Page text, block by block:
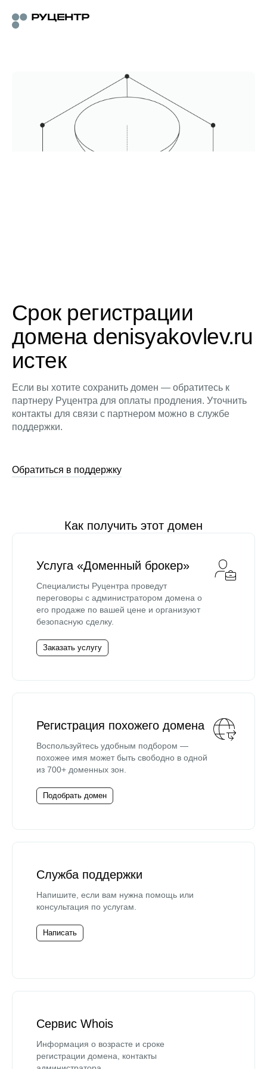
Срок регистрации
домена denisyakovlev.ru
истек
Если вы хотите сохранить домен — обратитесь к
партнеру Руцентра для оплаты продления. Уточнить
контакты для связи с партнером можно в службе
поддержки.
Обратиться в поддержку
Как получить этот домен
Услуга «Доменный брокер»
Специалисты Руцентра проведут
переговоры с администратором домена о
его продаже по вашей цене и организуют
безопасную сделку.
Заказать услугу
Регистрация похожего домена
Воспользуйтесь удобным подбором —
похожее имя может быть свободно в одной
из 700+ доменных зон.
Подобрать домен
Служба поддержки
Напишите, если вам нужна помощь или
консультация по услугам.
Написать
Сервис Whois
Информация о возрасте и сроке
регистрации домена, контакты